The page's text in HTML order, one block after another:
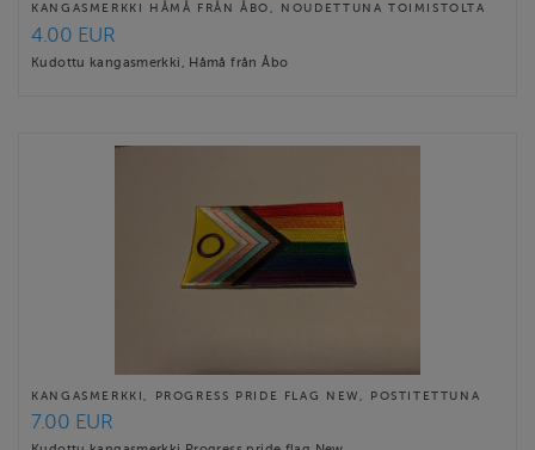
KANGASMERKKI HÅMÅ FRÅN ÅBO, NOUDETTUNA TOIMISTOLTA
4.00 EUR
Kudottu kangasmerkki, Håmå från Åbo
KANGASMERKKI, PROGRESS PRIDE FLAG NEW, POSTITETTUNA
7.00 EUR